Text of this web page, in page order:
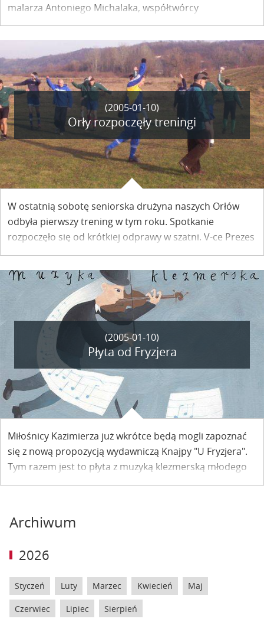
malarza Antoniego Michalaka, współtwórcy
Towarzystwa Przyjaciół Kazimierza.
(2005-01-10)
Orły rozpoczęły treningi
W ostatnią sobotę seniorska drużyna naszych Orłów
odbyła pierwszy trening w tym roku. Spotkanie
rozpoczęło się od krótkiej odprawy w szatni. V-ce Prezes
klubu pan Kazimierz Starek życzył naszym zawodnikom
wytrwałości w treningach i dobrych wyników w rundzie
wiosennej.
(2005-01-10)
Płyta od Fryzjera
Miłośnicy Kazimierza już wkrótce będą mogli zapoznać
się z nową propozycją wydawniczą Knajpy "U Fryzjera".
Tym razem jest to płyta z muzyką klezmerską młodego
zespołu z LublinaFreilach. Patronem medialnym tego
którym do wygrania jest 8 płyt.
Archiwum
2026
Styczeń Luty Marzec Kwiecień Maj
Czerwiec Lipiec Sierpień